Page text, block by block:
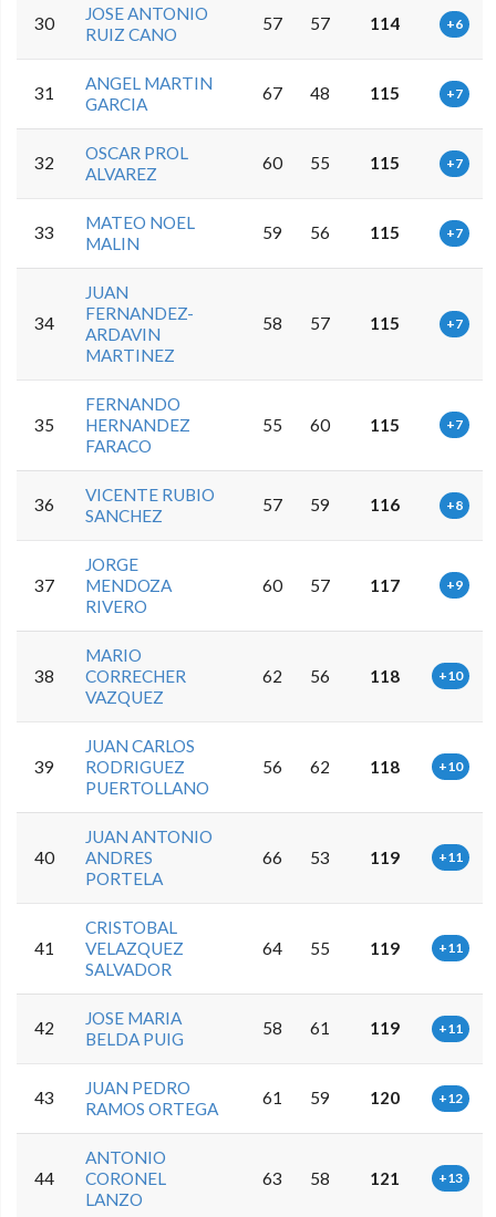
30
JOSE ANTONIO
RUIZ CANO
57 57 114 +6
31
ANGEL MARTIN
GARCIA
67 48 115 +7
32
OSCAR PROL
ALVAREZ
60 55 115 +7
33
MATEO NOEL
MALIN
59 56 115 +7
34
JUAN
FERNANDEZ-
ARDAVIN
MARTINEZ
58 57 115 +7
35
FERNANDO
HERNANDEZ
FARACO
55 60 115 +7
36
VICENTE RUBIO
SANCHEZ
57 59 116 +8
37
JORGE
MENDOZA
RIVERO
60 57 117 +9
38
MARIO
CORRECHER
VAZQUEZ
62 56 118 +10
39
JUAN CARLOS
RODRIGUEZ
PUERTOLLANO
56 62 118 +10
40
JUAN ANTONIO
ANDRES
PORTELA
66 53 119 +11
41
CRISTOBAL
VELAZQUEZ
SALVADOR
64 55 119 +11
42
JOSE MARIA
BELDA PUIG
58 61 119 +11
43
JUAN PEDRO
RAMOS ORTEGA
61 59 120 +12
44
ANTONIO
CORONEL
LANZO
63 58 121 +13